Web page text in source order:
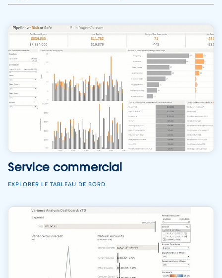
Service commercial
EXPLORER LE TABLEAU DE BORD